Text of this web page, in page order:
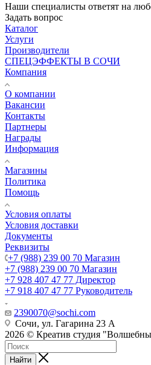
Наши специалисты ответят на
Задать вопрос
Каталог
Услуги
Производители
СПЕЦЭФФЕКТЫ В СОЧИ
Компания
О компании
Вакансии
Контакты
Партнеры
Награды
Информация
Магазины
Политика
Помощь
Условия оплаты
Условия доставки
Документы
Реквизиты
+7 (988) 239 00 70 Магазин
+7 (988) 239 00 70 Магазин
+7 928 407 47 77 Директор
+7 918 407 47 77 Руководитель
2390070@sochi.com
Сочи, ул. Гагарина 23 А
2026 © Креатив студия
Найти